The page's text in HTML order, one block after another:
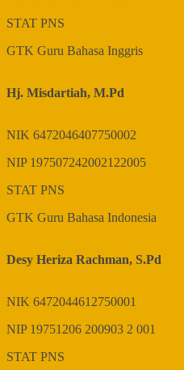
STAT PNS
GTK Guru Bahasa Inggris
Hj. Misdartiah, M.Pd
NIK 6472046407750002
NIP 197507242002122005
STAT PNS
GTK Guru Bahasa Indonesia
Desy Heriza Rachman, S.Pd
NIK 6472044612750001
NIP 19751206 200903 2 001
STAT PNS